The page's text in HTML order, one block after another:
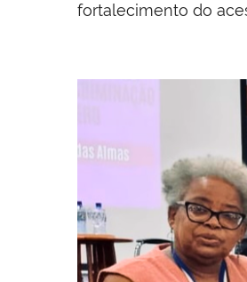
fortalecimento do